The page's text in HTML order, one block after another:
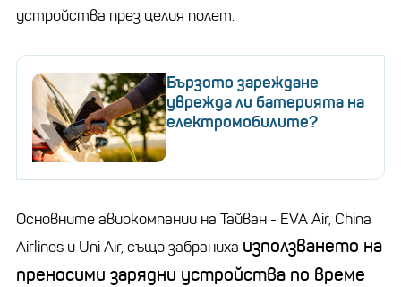
устройства през целия полет.
Бързото зареждане
уврежда ли батерията на
електромобилите?
Основните авиокомпании на Тайван - EVA Air, China
Airlines и Uni Air, също забраниха използването на
преносими зарядни устройства по време